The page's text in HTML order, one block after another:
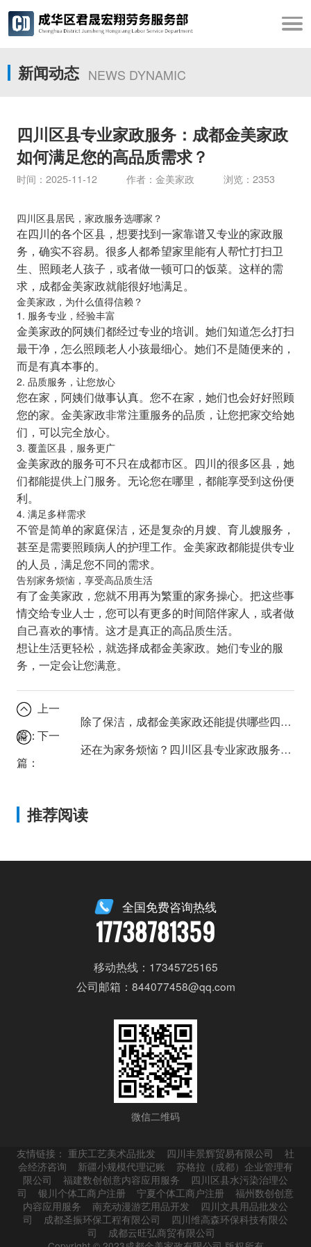
新闻动态 NEWS DYNAMIC
四川区县专业家政服务：成都金美家政
如何满足您的高品质需求？
时间：2025-11-12 作者：金美家政 浏览：2353
四川区县居民，家政服务选哪家？
在四川的各个区县，想要找到一家靠谱又专业的家政服
务，确实不容易。很多人都希望家里能有人帮忙打扫卫
生、照顾老人孩子，或者做一顿可口的饭菜。这样的需
求，成都金美家政就能很好地满足。
金美家政，为什么值得信赖？
1. 服务专业，经验丰富
金美家政的阿姨们都经过专业的培训。她们知道怎么打扫
最干净，怎么照顾老人小孩最细心。她们不是随便来的，
而是有真本事的。
2. 品质服务，让您放心
您在家，阿姨们做事认真。您不在家，她们也会好好照顾
您的家。金美家政非常注重服务的品质，让您把家交给她
们，可以完全放心。
3. 覆盖区县，服务更广
金美家政的服务可不只在成都市区。四川的很多区县，她
们都能提供上门服务。无论您在哪里，都能享受到这份便
利。
4. 满足多样需求
不管是简单的家庭保洁，还是复杂的月嫂、育儿嫂服务，
甚至是需要照顾病人的护理工作。金美家政都能提供专业
的人员，满足您不同的需求。
告别家务烦恼，享受高品质生活
有了金美家政，您就不用再为繁重的家务操心。把这些事
情交给专业人士，您可以有更多的时间陪伴家人，或者做
自己喜欢的事情。这才是真正的高品质生活。
想让生活更轻松，就选择成都金美家政。她们专业的服
务，一定会让您满意。
上一
篇：
除了保洁，成都金美家政还能提供哪些四川区县专业家政服务？
下一
篇：
还在为家务烦恼？四川区县专业家政服务，金美家政让生活更轻松！
推荐阅读
全国免费咨询热线
17738781359
移动热线：17345725165
公司邮箱：844077458@qq.com
微信二维码
友情链接：重庆工艺美术品批发 四川丰景辉贸易有限公司
社
会经济咨询
新疆小规模代理记账
苏格拉（成都）企业管理有
限公司
福建数创创意内容应用服务
四川区县水污染治理公
司
银川个体工商户注册 宁夏个体工商户注册
福州数创创意
内容应用服务
南充动漫游艺用品开发
四川文具用品批发公
司
成都圣振环保工程有限公司
四川维高森环保科技有限公
司
成都云旺弘商贸有限公司